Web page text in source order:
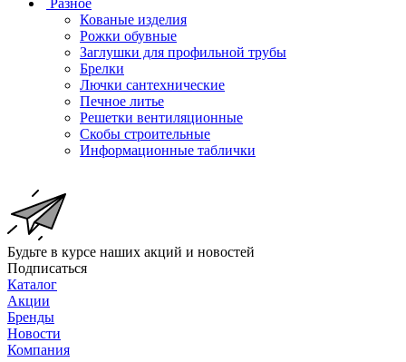
Кованые изделия
Рожки обувные
Заглушки для профильной трубы
Брелки
Лючки сантехнические
Печное литье
Решетки вентиляционные
Скобы строительные
Информационные таблички
Будьте в курсе наших акций и новостей
Подписаться
Каталог
Акции
Бренды
Новости
Компания